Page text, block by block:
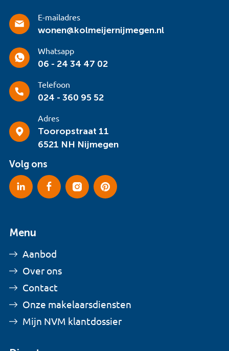
E-mailadres
wonen@kolmeijernijmegen.nl
Whatsapp
06 - 24 34 47 02
Telefoon
024 - 360 95 52
Adres
Tooropstraat 11
6521 NH Nijmegen
Volg ons
Menu
Aanbod
Over ons
Contact
Onze makelaarsdiensten
Mijn NVM klantdossier